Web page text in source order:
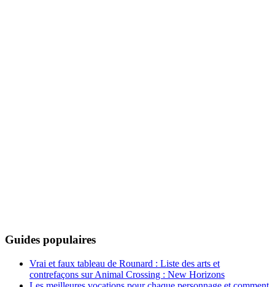
Guides populaires
Vrai et faux tableau de Rounard : Liste des arts et
contrefaçons sur Animal Crossing : New Horizons